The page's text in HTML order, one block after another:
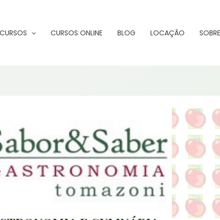
CURSOS CURSOS ONLINE BLOG LOCAÇÃO